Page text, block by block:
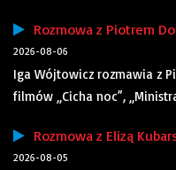
Rozmowa z Piotrem
2026-08-06
Iga Wójtowicz rozmawia z
filmów „Cicha noc”,
Rozmowa z Elizą
2026-08-05